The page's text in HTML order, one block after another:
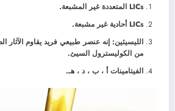
LICs المتعددة غير المشبعة.
LICs أحادية غير مشبعة.
الليسيثين: إنه عنصر طبيعي فريد يقاوم الآثار
من الكوليسترول السيئ.
الفيتامينات أ ، ب ، د ، هـ.